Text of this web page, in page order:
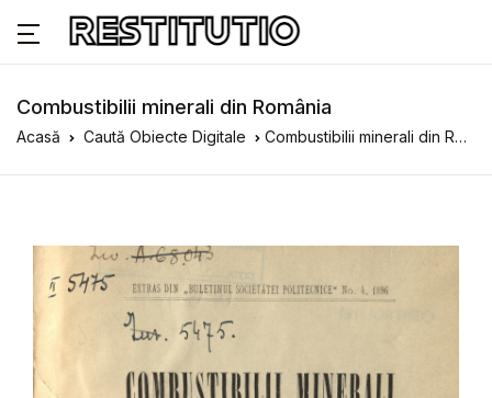
Combustibilii minerali din România
Acasă Caută Obiecte Digitale Combustibilii minerali din România